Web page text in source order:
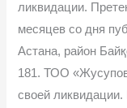
ликвидации.
месяцев со дня
Астана, район
181. ТОО
своей